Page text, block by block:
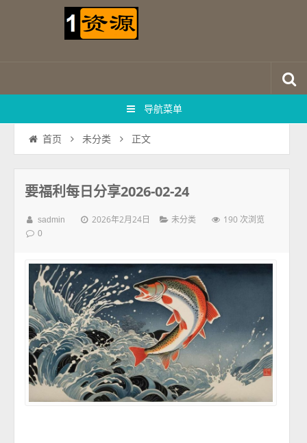
导航菜单
首页 未分类 正文
要福利每日分享2026-02-24
sadmin 2026年2月24日 未分类 190 次浏览
0